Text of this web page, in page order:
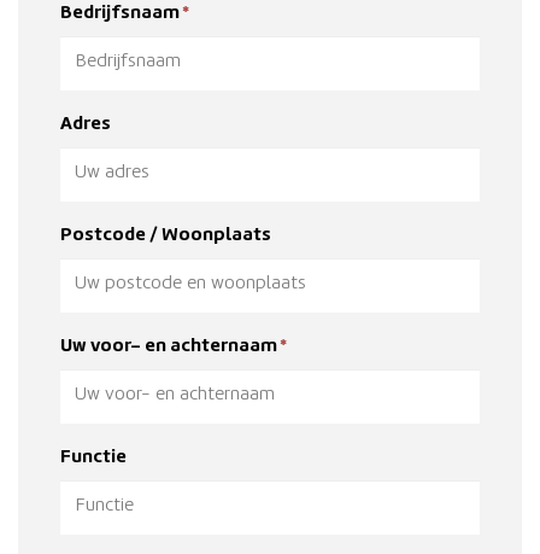
Bedrijfsnaam*
Adres
Postcode / Woonplaats
Uw voor- en achternaam*
Functie